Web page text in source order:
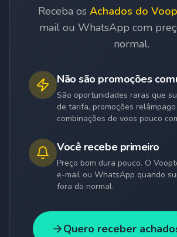
Receba os Achados do
mail ou WhatsApp com
normal.
Não são promoções
São oportunidades raras que
de tarifa, promoções
combinações de voos pouco
Você recebe primeiro
Preço bom dura pouco. O
e-mail ou WhatsApp quando
fora do normal.
Quero receber